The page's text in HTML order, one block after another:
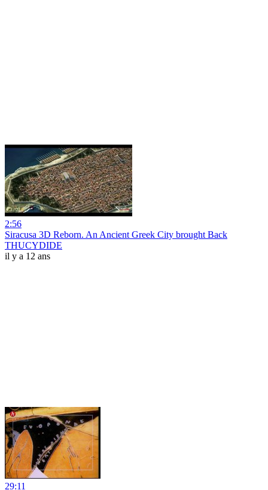
2:56
Siracusa 3D Reborn. An Ancient Greek City brought Back
THUCYDIDE
il y a 12 ans
29:11